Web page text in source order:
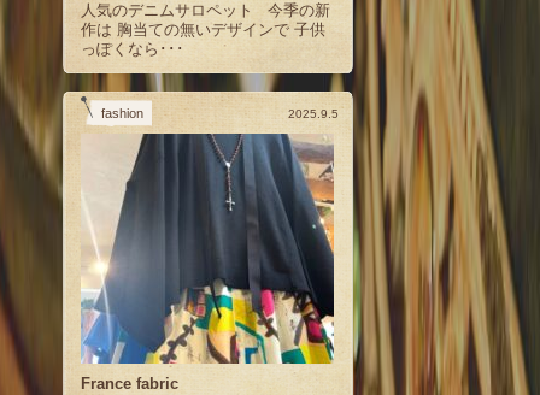
人気のデニムサロペット 今季の新
作は 胸当ての無いデザインで 子供
っぽくなら･･･
fashion 2025.9.5
France fabric